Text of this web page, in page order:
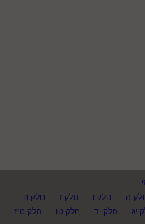
ה חלק ו חלק ז
חלק ח
יג חלק יד חלק טו
חלק ט"ז